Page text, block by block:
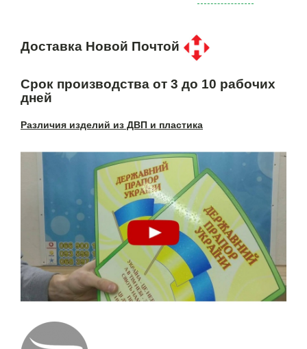
Доставка Новой Почтой
Срок производства от 3 до 10 рабочих
дней
Различия изделий из ДВП и пластика